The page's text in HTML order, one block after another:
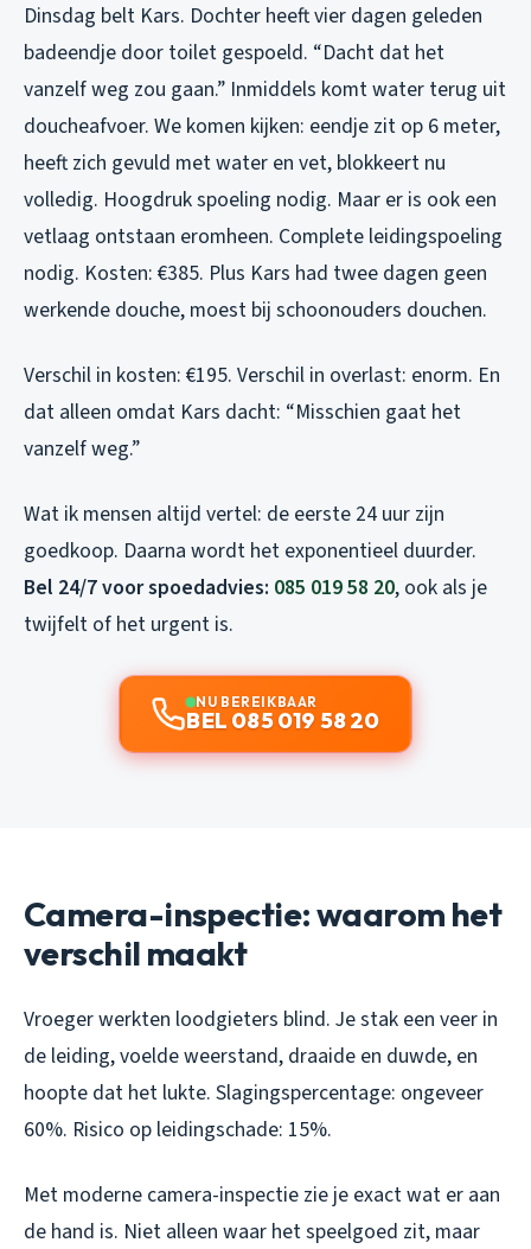
Dinsdag belt Kars. Dochter heeft vier dagen geleden
badeendje door toilet gespoeld. “Dacht dat het
vanzelf weg zou gaan.” Inmiddels komt water terug uit
doucheafvoer. We komen kijken: eendje zit op 6 meter,
heeft zich gevuld met water en vet, blokkeert nu
volledig. Hoogdruk spoeling nodig. Maar er is ook een
vetlaag ontstaan eromheen. Complete leidingspoeling
nodig. Kosten: €385. Plus Kars had twee dagen geen
werkende douche, moest bij schoonouders douchen.
Verschil in kosten: €195. Verschil in overlast: enorm. En
dat alleen omdat Kars dacht: “Misschien gaat het
vanzelf weg.”
Wat ik mensen altijd vertel: de eerste 24 uur zijn
goedkoop. Daarna wordt het exponentieel duurder.
Bel 24/7 voor spoedadvies: 085 019 58 20, ook als je
twijfelt of het urgent is.
NU BEREIKBAAR
BEL 085 019 58 20
Camera-inspectie: waarom het
verschil maakt
Vroeger werkten loodgieters blind. Je stak een veer in
de leiding, voelde weerstand, draaide en duwde, en
hoopte dat het lukte. Slagingspercentage: ongeveer
60%. Risico op leidingschade: 15%.
Met moderne camera-inspectie zie je exact wat er aan
de hand is. Niet alleen waar het speelgoed zit, maar